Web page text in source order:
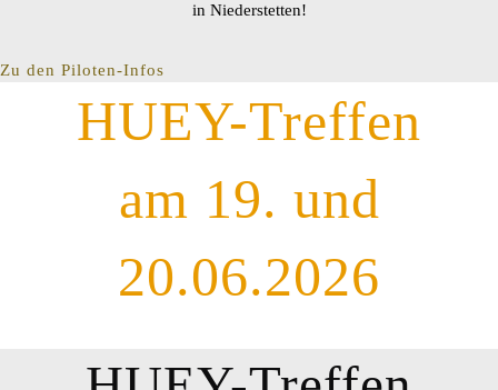
in Niederstetten!
Zu den Piloten-Infos
HUEY-Treffen
am 19. und
20.06.2026